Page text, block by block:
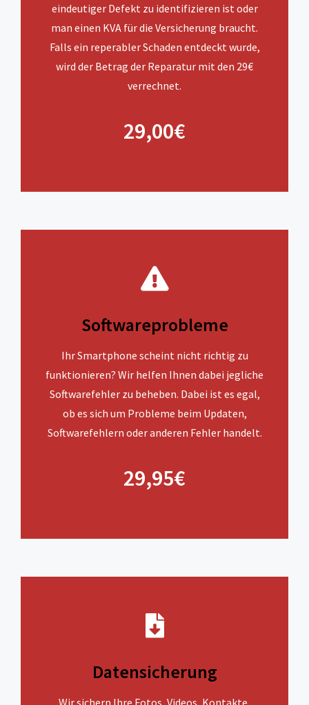
eindeutiger Defekt zu identifizieren ist oder
man einen KVA für die Versicherung braucht.
Falls ein reperabler Schaden entdeckt wurde,
wird der Betrag der Reparatur mit den 29€
verrechnet.
29,00€
Softwareprobleme
Ihr Smartphone scheint nicht richtig zu
funktionieren? Wir helfen Ihnen dabei jegliche
Softwarefehler zu beheben. Dabei ist es egal,
ob es sich um Probleme beim Updaten,
Softwarefehlern oder anderen Fehler handelt.
29,95€
Datensicherung
Wir sichern Ihre Fotos, Videos, Kontakte,